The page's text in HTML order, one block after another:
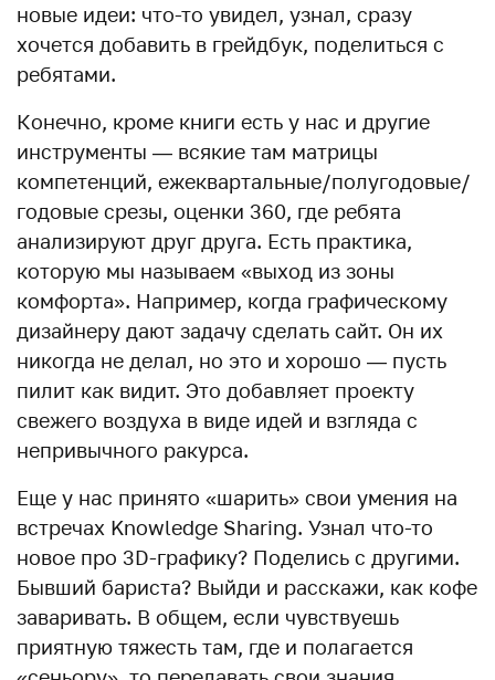
новые идеи: что-то увидел, узнал, сразу
хочется добавить в грейдбук, поделиться с
ребятами.
Конечно, кроме книги есть у нас и другие
инструменты — всякие там матрицы
компетенций, ежеквартальные/полугодовые/
годовые срезы, оценки 360, где ребята
анализируют друг друга. Есть практика,
которую мы называем «выход из зоны
комфорта». Например, когда графическому
дизайнеру дают задачу сделать сайт. Он их
никогда не делал, но это и хорошо — пусть
пилит как видит. Это добавляет проекту
свежего воздуха в виде идей и взгляда с
непривычного ракурса.
Еще у нас принято «шарить» свои умения на
встречах Knowledge Sharing. Узнал что-то
новое про 3D-графику? Поделись с другими.
Бывший бариста? Выйди и расскажи, как кофе
заваривать. В общем, если чувствуешь
приятную тяжесть там, где и полагается